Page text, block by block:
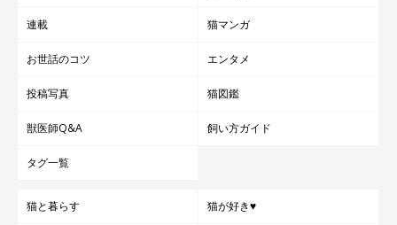
「洗面台の中に入り、蛇口から出る水を飲んだり、ちょい
連載 猫マンガ
お世話のコツ エンタメ
投稿写真 猫図鑑
獣医師Q&A 飼い方ガイド
タグ一覧
猫と暮らす 猫が好き♥